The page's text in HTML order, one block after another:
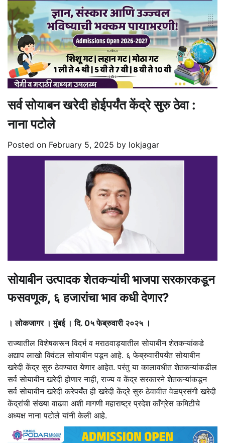
सर्व सोयाबन खरेदी होईपर्यंत केंद्रे सुरु ठेवा :
नाना पटोले
Posted on February 5, 2025 by lokjagar
सोयाबीन उत्पादक शेतकऱ्यांची भाजपा सरकारकडून
फसवणूक, ६ हजारांचा भाव कधी देणार?
। लोकजागर । मुंबई । दि. 0५ फेब्रुवारी २०२५ ।
राज्यातील विशेषकरून विदर्भ व मराठवाड्यातील सोयाबीन शेतकऱ्यांकडे
अद्याप लाखो क्विंटल सोयाबीन पडून आहे. ६ फेब्रुवारीपर्यंत सोयाबीन
खरेदी केंद्र सुरु ठेवण्यात येणार आहेत. परंतु या कालावधीत शेतकऱ्यांकडील
सर्व सोयाबीन खरेदी होणार नाही, राज्य व केंद्र सरकारने शेतकऱ्यांकडून
सर्व सोयाबीन खरेदी करेपर्यंत ही खरेदी केंद्रे सुरु ठेवावीत वेळप्रसंगी खरेदी
केंद्रांची संख्या वाढवा अशी मागणी महाराष्ट्र प्रदेश काँग्रेस कमिटीचे
अध्यक्ष नाना पटोले यांनी केली आहे.